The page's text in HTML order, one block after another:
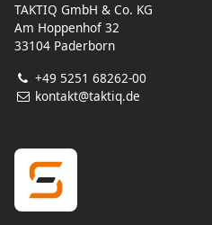
TAKTIQ GmbH & Co. KG
Am Hoppenhof 32
33104 Paderborn
+49 5251 68262-00
kontakt@taktiq.de